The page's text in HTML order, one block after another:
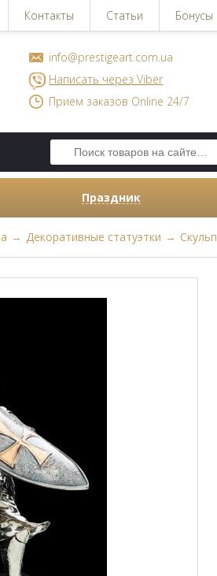
Контакты Статьи Бонусы
info@prestigeart.com.ua
Написать через Viber
Прием заказов Online 24/7
Праздник
→ Декоративные статуэтки →